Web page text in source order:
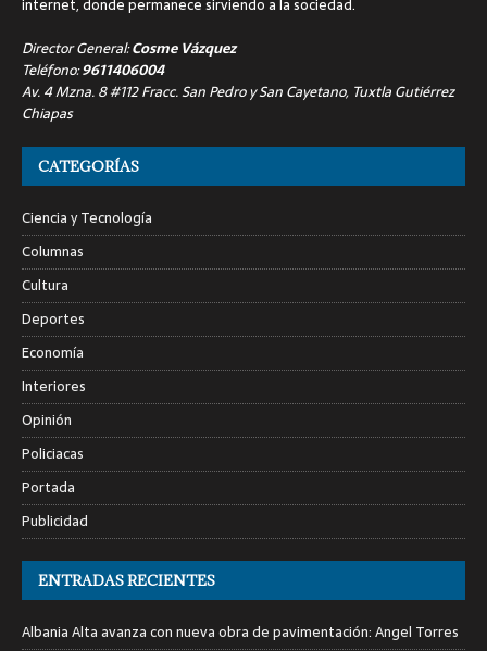
internet, donde permanece sirviendo a la sociedad.
Director General:Cosme Vázquez
Teléfono:9611406004
Av. 4 Mzna. 8 #112 Fracc. San Pedro y San Cayetano, Tuxtla Gutiérrez
Chiapas
CATEGORÍAS
Ciencia y Tecnología
Columnas
Cultura
Deportes
Economía
Interiores
Opinión
Policiacas
Portada
Publicidad
ENTRADAS RECIENTES
Albania Alta avanza con nueva obra de pavimentación: Angel Torres